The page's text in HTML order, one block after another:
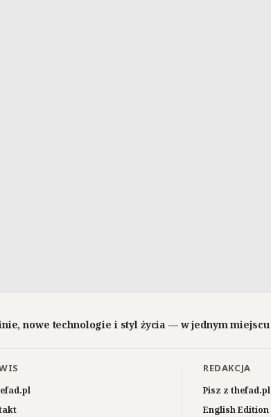
nowe technologie i styl życia — w jednym miejscu
REDAKCJA
Pisz z thefad.pl
English Edition